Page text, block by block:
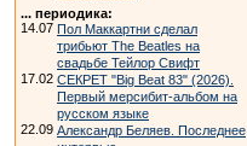
... периодика:
14.07 Пол Маккартни сделал
трибьют The Beatles на
свадьбе Тейлор Свифт
17.02 СЕКРЕТ "Big Beat 83" (2026).
Первый мерсибит-альбом на
русском языке
22.09 Александр Беляев. Последнее